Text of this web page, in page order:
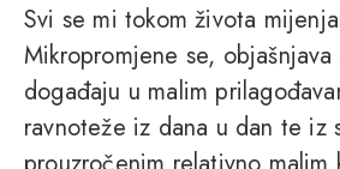
Svi se mi tokom života
Mikropromjene se,
događaju u malim
ravnoteže iz dana u dan te iz